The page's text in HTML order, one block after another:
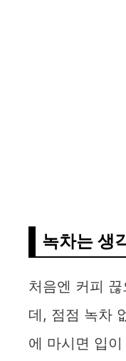
녹차는 생
처음엔 커피
데, 점점 녹차
에 마시면 입